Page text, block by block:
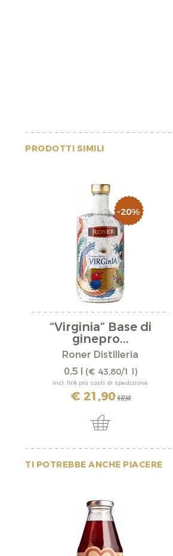
PRODOTTI SIMILI
-20%
“Virginia” Base di
ginepro...
Roner Distilleria
0,5 l (€ 43,80/1 l)
incl. IVA più costi di spedizione
€ 21,90 € 27,50
TI POTREBBE ANCHE PIACERE